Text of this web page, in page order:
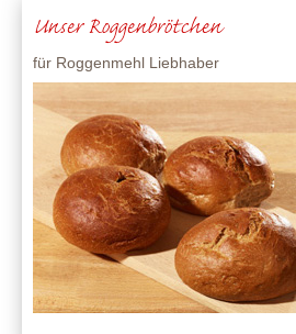
Unser Roggenbrötchen
für Roggenmehl Liebhaber